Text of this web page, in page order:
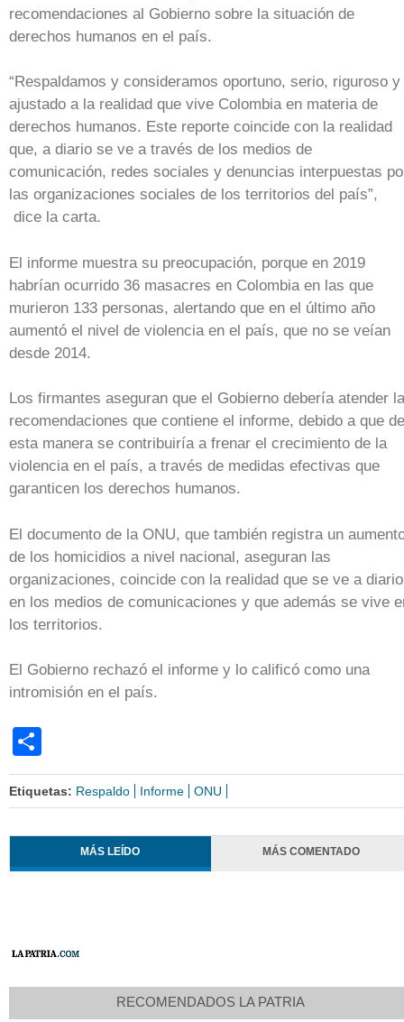
recomendaciones al Gobierno sobre la situación de
derechos humanos en el país.
“Respaldamos y consideramos oportuno, serio, riguroso y
ajustado a la realidad que vive Colombia en materia de
derechos humanos. Este reporte coincide con la realidad
que, a diario se ve a través de los medios de
comunicación, redes sociales y denuncias interpuestas
las organizaciones sociales de los territorios del país”,
dice la carta.
El informe muestra su preocupación, porque en 2019
habrían ocurrido 36 masacres en Colombia en las que
murieron 133 personas, alertando que en el último año
aumentó el nivel de violencia en el país, que no se veían
desde 2014.
Los firmantes aseguran que el Gobierno debería atender
recomendaciones que contiene el informe, debido a que de
esta manera se contribuiría a frenar el crecimiento de la
violencia en el país, a través de medidas efectivas que
garanticen los derechos humanos.
El documento de la ONU, que también registra un
de los homicidios a nivel nacional, aseguran las
organizaciones, coincide con la realidad que se ve a diario
en los medios de comunicaciones y que además se vive
los territorios.
El Gobierno rechazó el informe y lo calificó como una
intromisión en el país.
Etiquetas: Respaldo Informe ONU
MÁS LEÍDO MÁS COMENTADO
RECOMENDADOS LA PATRIA